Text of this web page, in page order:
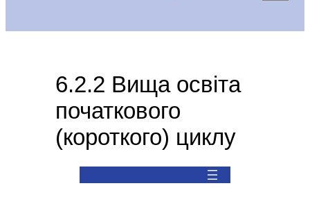
language
6.2.2 Вища освіта
початкового
(короткого) циклу